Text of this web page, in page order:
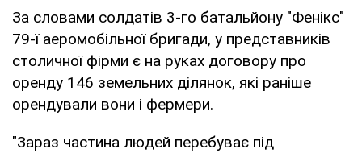
За словами солдатів 3-го батальйону "Фенікс"
79-ї аеромобільної бригади, у представників
столичної фірми є на руках договору про
оренду 146 земельних ділянок, які раніше
орендували вони і фермери.
"Зараз частина людей перебуває під